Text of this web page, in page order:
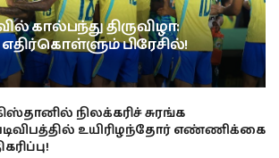
கால்பந்து திருவிழா:
பிரேசில்!
நிலக்கரிச் சுரங்க
உயிரிழந்தோர் எண்ணிக்கை